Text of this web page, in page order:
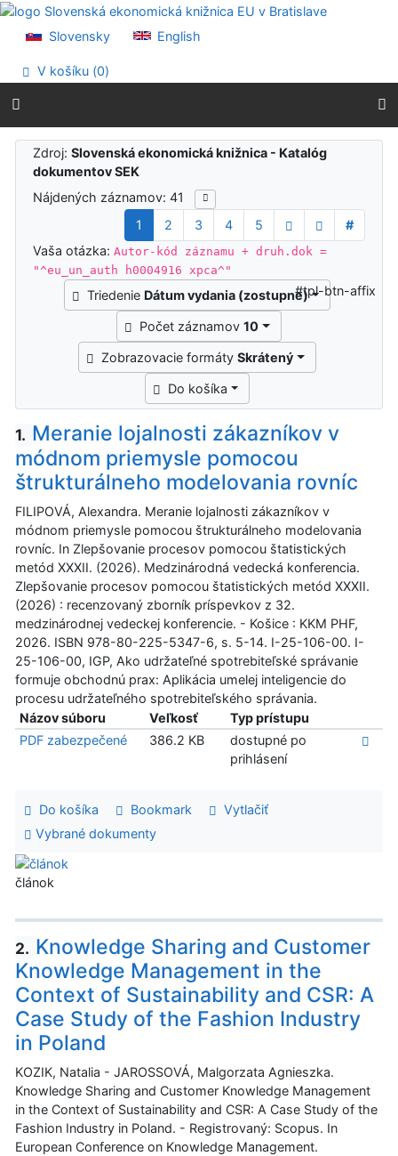
Prejsť na obsah
Prehlásenie o webovej prístupnosti
Slovensky English
V košíku (0)
Výsledky vyhľadávania
Zdroj:Slovenská ekonomická knižnica - Katalóg
dokumentov SEK
Nájdených záznamov: 41
1
2 3 4 5
#
Vaša otázka:Autor-kód záznamu + druh.dok =
"^eu_un_auth h0004916 xpca^"
Triedenie Dátum vydania (zostupne)
Počet záznamov10
Zobrazovacie formátySkrátený
Do košíka
#tpl-btn-affix
1. Meranie lojalnosti zákazníkov v
módnom priemysle pomocou
štrukturálneho modelovania rovníc
FILIPOVÁ, Alexandra. Meranie lojalnosti zákazníkov v
módnom priemysle pomocou štrukturálneho modelovania
rovníc. In Zlepšovanie procesov pomocou štatistických
metód XXXII. (2026). Medzinárodná vedecká konferencia.
Zlepšovanie procesov pomocou štatistických metód XXXII.
(2026) : recenzovaný zborník príspevkov z 32.
medzinárodnej vedeckej konferencie. - Košice : KKM PHF,
2026. ISBN 978-80-225-5347-6, s. 5-14. I-25-106-00. I-
25-106-00, IGP, Ako udržateľné spotrebiteľské správanie
formuje obchodnú prax: Aplikácia umelej inteligencie do
procesu udržateľného spotrebiteľského správania.
Názov súboru
Veľkosť
Typ prístupu
PDF zabezpečené
386.2 KB
dostupné po
prihlásení
Do košíka Bookmark
Vytlačiť
Vybrané dokumenty
článok
2. Knowledge Sharing and Customer
Knowledge Management in the
Context of Sustainability and CSR: A
Case Study of the Fashion Industry
in Poland
KOZIK, Natalia - JAROSSOVÁ, Malgorzata Agnieszka.
Knowledge Sharing and Customer Knowledge Management
in the Context of Sustainability and CSR: A Case Study of the
Fashion Industry in Poland. - Registrovaný: Scopus. In
European Conference on Knowledge Management.